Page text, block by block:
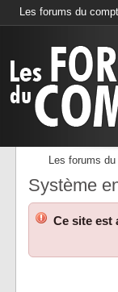
Les forums du
Les forums
Système
Ce site est